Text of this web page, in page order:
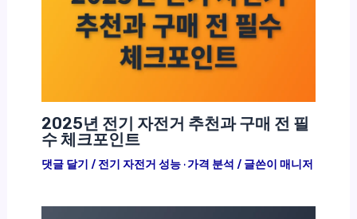
2025년 전기 자전거 추천과 구매 전 필
수 체크포인트
댓글 달기 / 전기 자전거 성능 · 가격 분석 / 글쓴이 매니저